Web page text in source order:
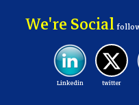
We're Social
twitter
Linkedin